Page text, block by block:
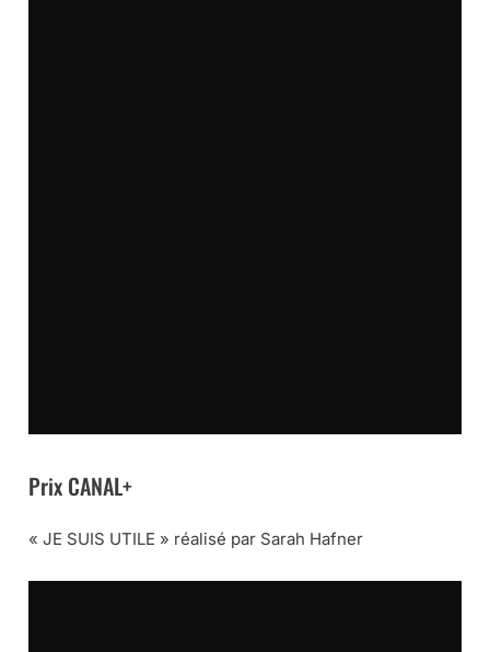
Prix CANAL+
« JE SUIS UTILE » réalisé par Sarah Hafner